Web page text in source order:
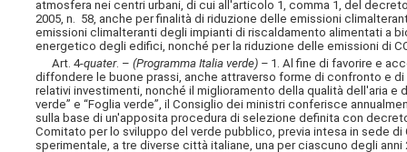
atmosfera nei centri urbani, di cui all'articolo 1, comma 1, del
2005, n. 58, anche per finalità di riduzione delle emissioni
emissioni climalteranti degli impianti di riscaldamento alimentati a
energetico degli edifici, nonché per la riduzione delle emissioni di
Art. 4-quater. –(Programma Italia verde) – 1. Al fine di favorire e
diffondere le buone prassi, anche attraverso forme di confronto e
relativi investimenti, nonché il miglioramento della qualità dell'aria
verde” e “Foglia verde”, il Consiglio dei ministri conferisce
sulla base di un'apposita procedura di selezione definita con
Comitato per lo sviluppo del verde pubblico, previa intesa in sede
sperimentale, a tre diverse città italiane, una per ciascuno degli anni